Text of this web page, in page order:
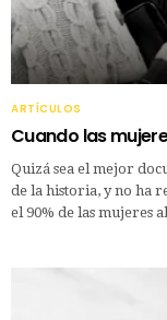
ARTÍCULOS
Cuando las
Quizá sea el mejor
de la historia, y no ha
el 90% de las mujeres